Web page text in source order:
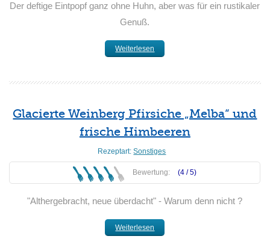
Der deftige Eintpopf ganz ohne Huhn, aber was für ein rustikaler
Genuß.
Weiterlesen
Glacierte Weinberg Pfirsiche „Melba“ und
frische Himbeeren
Rezeptart:Sonstiges
Bewertung: (4 /5)
"Althergebracht, neue überdacht" - Warum denn nicht ?
Weiterlesen